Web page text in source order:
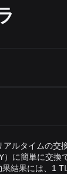
ルタイムの交
に簡単に交換
結果には、1